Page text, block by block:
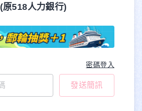
(原518人力銀行)
密碼登入
發送簡訊